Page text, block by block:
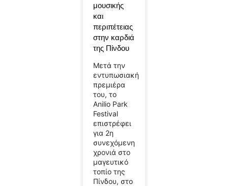
μουσικής
και
περιπέτειας
στην καρδιά
της Πίνδου
Μετά την
εντυπωσιακή
πρεμιέρα
του, το
Anilio Park
Festival
επιστρέφει
για 2η
συνεχόμενη
χρονιά στο
μαγευτικό
τοπίο της
Πίνδου, στο